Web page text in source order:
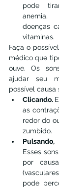
pode
anemia,
doenças
vitaminas.
Faça o
médico que
ouve. Os
ajudar seu
possível causa
Clicando.
as
redor do
zumbido.
Esses
por
pode